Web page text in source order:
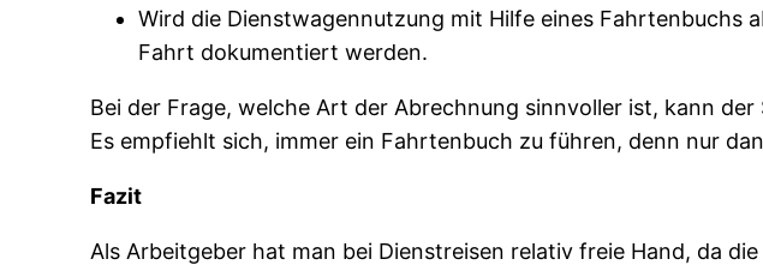
Wird die Dienstwagennutzung mit Hilfe eines Fahrtenbuchs
Fahrt dokumentiert werden.
Bei der Frage, welche Art der Abrechnung sinnvoller ist, kann
Es empfiehlt sich, immer ein Fahrtenbuch zu führen, denn nur
Fazit
Als Arbeitgeber hat man bei Dienstreisen relativ freie Hand, da